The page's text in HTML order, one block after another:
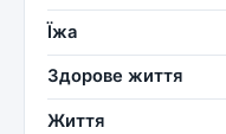
Їжа
Здорове життя
Життя